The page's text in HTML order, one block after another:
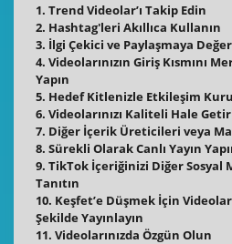
1. Trend Videolar’ı Takip Edin
2. Hashtag'leri Akıllıca Kullanın
3. İlgi Çekici ve Paylaşmaya
4. Videolarınızın Giriş Kısmını
Yapın
5. Hedef Kitlenizle Etkileşim
6. Videolarınızı Kaliteli Hale
7. Diğer İçerik Üreticileri veya
8. Sürekli Olarak Canlı Yayın
9. TikTok İçeriğinizi Diğer Sosyal
Tanıtın
10. Keşfet’e Düşmek İçin
Şekilde Yayınlayın
11. Videolarınızda Özgün Olun